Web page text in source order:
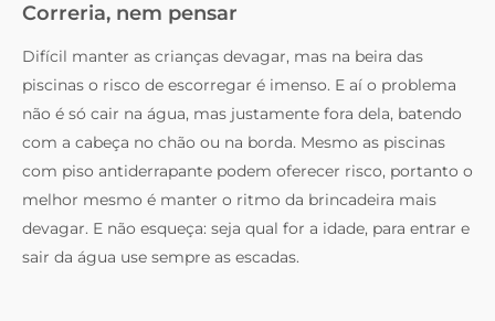
Correria, nem pensar
Difícil manter as crianças devagar, mas na beira das
piscinas o risco de escorregar é imenso. E aí o problema
não é só cair na água, mas justamente fora dela, batendo
com a cabeça no chão ou na borda. Mesmo as piscinas
com piso antiderrapante podem oferecer risco, portanto o
melhor mesmo é manter o ritmo da brincadeira mais
devagar. E não esqueça: seja qual for a idade, para entrar e
sair da água use sempre as escadas.